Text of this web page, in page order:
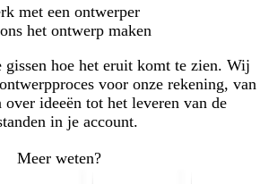
met een ontwerper
het ontwerp maken
gissen hoe het eruit komt te zien. Wij
voor onze rekening, van
over ideeën tot het leveren van de
in je account.
Meer weten?